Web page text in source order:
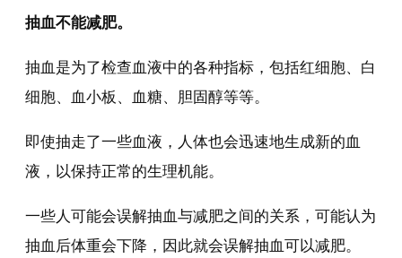
抽血不能减肥。
抽血是为了检查血液中的各种指标，包括红细胞、白
细胞、血小板、血糖、胆固醇等等。
即使抽走了一些血液，人体也会迅速地生成新的血
液，以保持正常的生理机能。
一些人可能会误解抽血与减肥之间的关系，可能认为
抽血后体重会下降，因此就会误解抽血可以减肥。